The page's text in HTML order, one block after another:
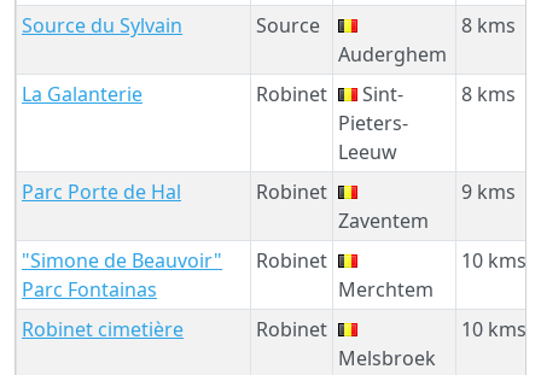
Source du Sylvain
Source
Auderghem
8 kms
La Galanterie Robinet
Sint-
Pieters-
Leeuw
8 kms
Parc Porte de Hal
Robinet
Zaventem
9 kms
"Simone de Beauvoir"
Parc Fontainas
Robinet
Merchtem
10 kms
Robinet cimetière
Robinet
Melsbroek
10 kms